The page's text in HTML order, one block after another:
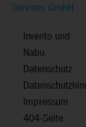
Services GmbH
Invento und
Nabu
Datenschutz
Impressum
404-Seite